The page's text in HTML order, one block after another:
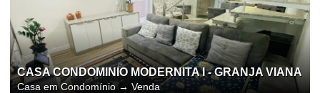
CASA CONDOMINIO MODERNITA I - GRANJA VIANA
Casa em Condomínio→ Venda